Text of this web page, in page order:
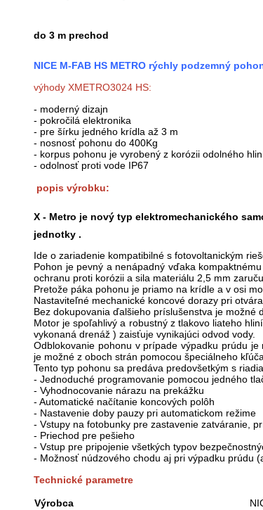
do 3 m prechod
NICE M-FAB HS METRO rýchly podzemný
výhody XMETRO3024 HS:
- moderný dizajn
- pokročilá elektronika
- pre šírku jedného krídla až 3 m
- nosnosť pohonu do 400Kg
- korpus pohonu je vyrobený z korózii odolného
- odolnosť proti vode IP67
popis výrobku:
X - Metro je nový typ elektromechanického
jednotky .
Ide o zariadenie kompatibilné s fotovoltanickým
Pohon je pevný a nenápadný vďaka
ochranu proti korózii a sila materiálu 2,5 mm
Pretože páka pohonu je priamo na krídle a v osi
Nastaviteľné mechanické koncové dorazy pri
Bez dokupovania ďalšieho príslušenstva je možné
Motor je spoľahlivý a robustný z tlakovo liateho
vykonaná drenáž ) zaisťuje vynikajúci odvod vody.
Odblokovanie pohonu v prípade výpadku prúdu
je možné z oboch strán pomocou špeciálneho kľúča.
Tento typ pohonu sa predáva predovšetkým s
- Jednoduché programovanie pomocou jedného
- Vyhodnocovanie nárazu na prekážku
- Automatické načítanie koncových polôh
- Nastavenie doby pauzy pri automatickom režime
- Vstupy na fotobunky pre zastavenie zatváranie,
- Priechod pre pešieho
- Vstup pre pripojenie všetkých typov
- Možnosť núdzového chodu aj pri výpadku prúdu
Technické parametre
Výrobca